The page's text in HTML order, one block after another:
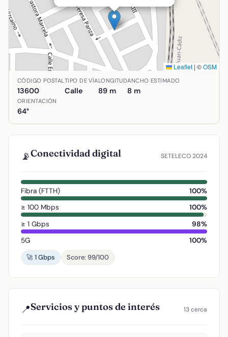
Leaflet | ©OSM
Ubicación de Calle Caballero de los Espejos en Alcázar
CÓDIGO POSTAL
13600
TIPO DE VÍA
Calle
LONGITUD
89 m
ANCHO ESTIMADO
8 m
ORIENTACIÓN
64°
📡Conectividad digital SETELECO 2024
Fibra (FTTH)
100%
≥ 100 Mbps
100%
≥ 1 Gbps
98%
5G
100%
🚀 1 Gbps
Score: 99/100
📍Servicios y puntos de interés 13 cerca